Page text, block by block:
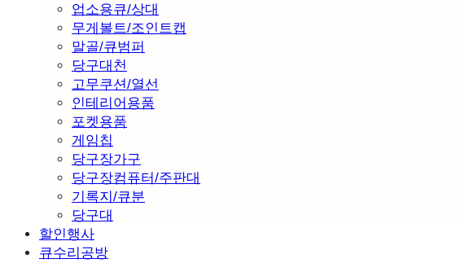
업소용큐/상대
무게볼트/조인트캡
말골/큐범퍼
당구대천
고무쿠션/열선
인테리어용품
포켓용품
게임칩
당구장가구
당구장컴퓨터/주판대
기록지/큐분
당구대
할인행사
큐수리공방